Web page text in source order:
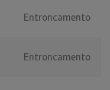
Entroncamento
Entroncamento